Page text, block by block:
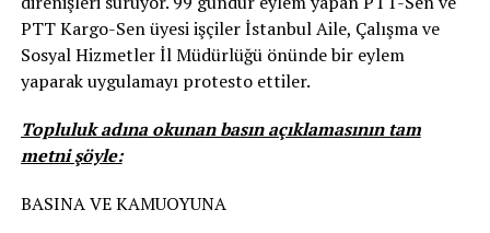
PTT Kargo-Sen üyesi işçiler İstanbul Aile, Çalışma ve
Sosyal Hizmetler İl Müdürlüğü önünde bir eylem
yaparak uygulamayı protesto ettiler.
Topluluk adına okunan basın açıklamasının tam
metni şöyle:
BASINA VE KAMUOYUNA